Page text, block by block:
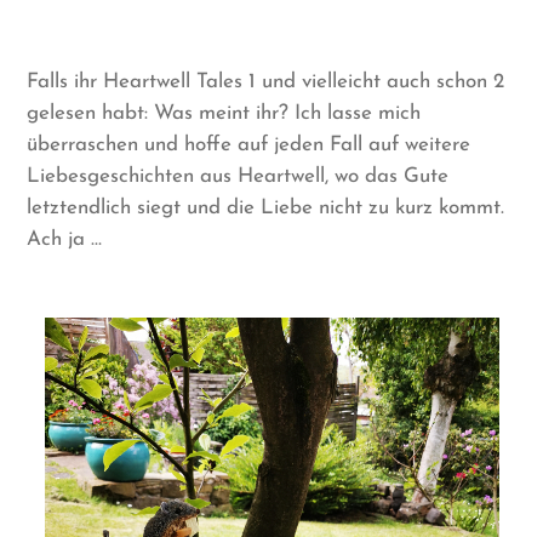
Falls ihr Heartwell Tales 1 und vielleicht auch schon 2
gelesen habt: Was meint ihr? Ich lasse mich
überraschen und hoffe auf jeden Fall auf weitere
Liebesgeschichten aus Heartwell, wo das Gute
letztendlich siegt und die Liebe nicht zu kurz kommt.
Ach ja …